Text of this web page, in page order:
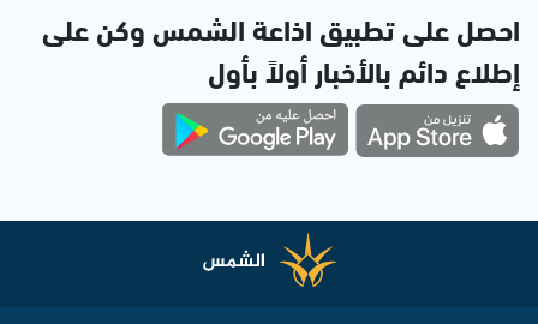
احصل على تطبيق اذاعة الشمس وكن على
إطلاع دائم بالأخبار أولاً بأول